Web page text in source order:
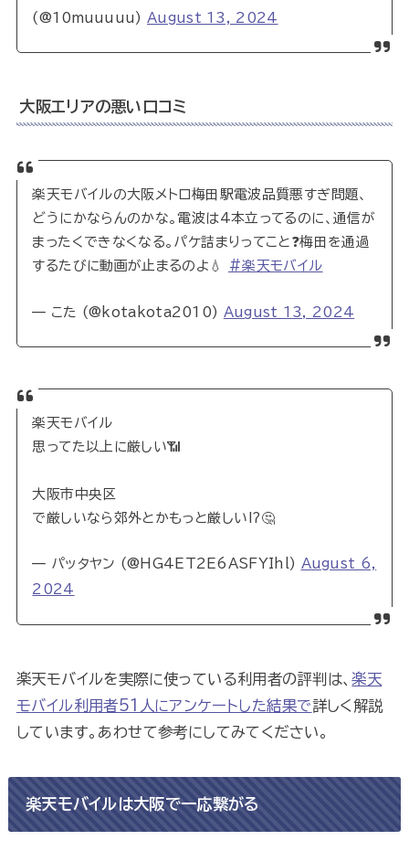
(@10muuuuu) August 13, 2024
大阪エリアの悪い口コミ
楽天モバイルの大阪メトロ梅田駅電波品質悪すぎ問題、
どうにかならんのかな。電波は4本立ってるのに、通信が
まったくできなくなる。パケ詰まりってこと❓梅田を通過
するたびに動画が止まるのよ💧
#楽天モバイル
— こた (@kotakota2010) August 13, 2024
楽天モバイル
思ってた以上に厳しい📶
大阪市中央区
で厳しいなら郊外とかもっと厳しい⁉️🤔
— パッタヤン (@HG4ET2E6ASFYIhl) August 6,
2024
楽天モバイルを実際に使っている利用者の評判は、楽天
モバイル利用者51人にアンケートした結果で詳しく解説
しています。あわせて参考にしてみてください。
楽天モバイルは大阪で一応繋がる